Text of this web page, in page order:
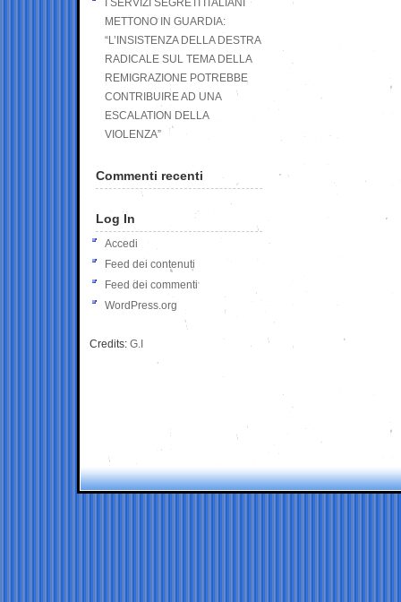
I SERVIZI SEGRETI ITALIANI
METTONO IN GUARDIA:
“L’INSISTENZA DELLA DESTRA
RADICALE SUL TEMA DELLA
REMIGRAZIONE POTREBBE
CONTRIBUIRE AD UNA
ESCALATION DELLA
VIOLENZA”
Commenti recenti
Log In
Accedi
Feed dei contenuti
Feed dei commenti
WordPress.org
Credits: G.I